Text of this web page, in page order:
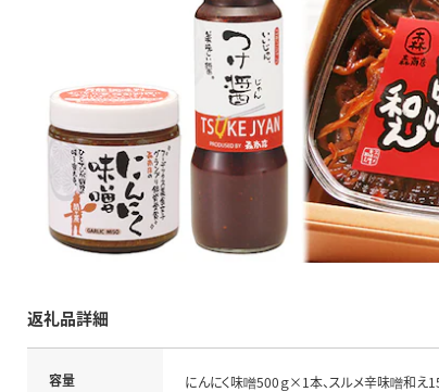
返礼品詳細
容量
にんにく味噌500ｇ×1本、スルメ辛味噌和え